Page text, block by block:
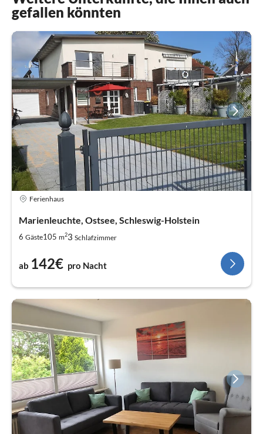
gefallen könnten
Ferienhaus
Marienleuchte, Ostsee, Schleswig-Holstein
6 Gäste105 m23 Schlafzimmer
ab 142€ pro Nacht